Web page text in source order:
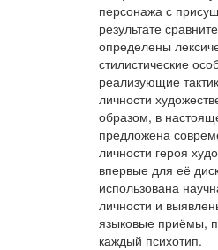
персонажа с
результате
определены
стилистические
реализующие
личности
образом, в
предложена
личности героя
впервые для её
использована
личности и
языковые приёмы,
каждый психотип.